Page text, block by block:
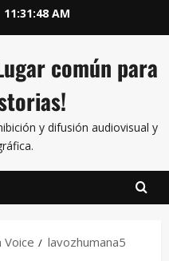
11:31:48 AM
común para
y difusión audiovisual y
Voice lavozhumana5